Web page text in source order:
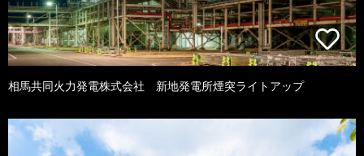
相馬共同火力発電株式会社 新地発電所煙突ライトアップ